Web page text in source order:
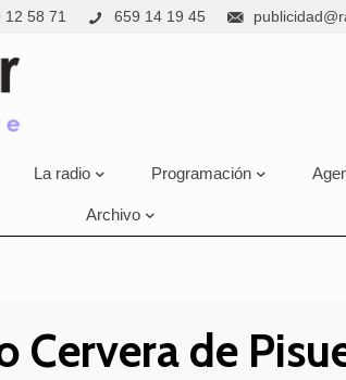
12 58 71 659 14 19 45
La radio Programación
Archivo
Cervera de